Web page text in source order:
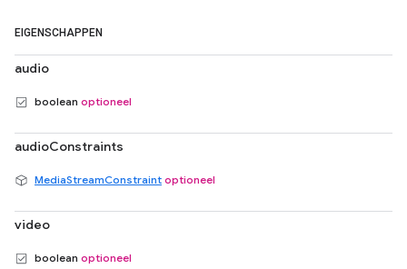
EIGENSCHAPPEN
audio
boolean optioneel
audioConstraints
MediaStreamConstraint optioneel
video
boolean optioneel